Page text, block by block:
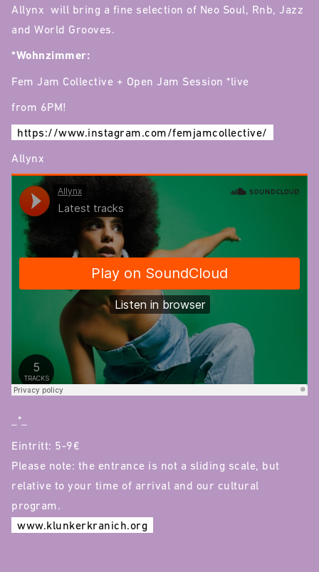
Allynx will bring a fine selection of Neo Soul, Rnb, Jazz
and World Grooves.
*Wohnzimmer:
Fem Jam Collective + Open Jam Session *live
from 6PM!
https://www.instagram.com/femjamcollective/
Allynx
_*_
Eintritt: 5-9€
Please note: the entrance is not a sliding scale, but
relative to your time of arrival and our cultural
program.
www.klunkerkranich.org